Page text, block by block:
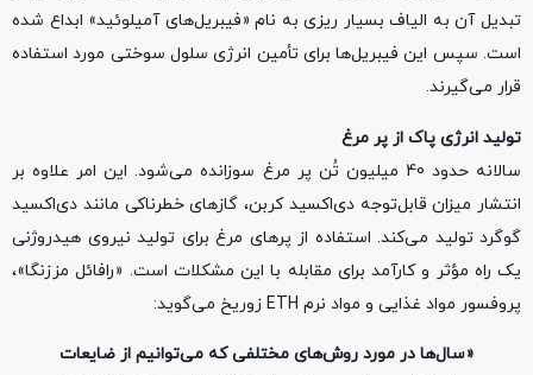
تبدیل آن به الیاف بسیار ریزی به نام «فیبریل‌های آمیلوئید» ابداع شده
است. سپس این فیبریل‌ها برای تأمین انرژی سلول سوختی مورد استفاده
قرار می‌گیرند.
تولید انرژی پاک از پر مرغ
سالانه حدود 40 میلیون تُن پر مرغ سوزانده می‌شود. این امر علاوه بر
انتشار میزان قابل‌توجه دی‌اکسید کربن، گازهای خطرناکی مانند دی‌اکسید‌
گوگرد تولید می‌کند. استفاده از پرهای مرغ برای تولید نیروی هیدروژنی
یک راه مؤثر و کارآمد برای مقابله با این مشکلات است. «رافائل مززنگا»،
پروفسور مواد غذایی و مواد نرم ETH زوریخ می‌گوید:
«سال‌ها در مورد روش‌های مختلفی که می‌توانیم از ضایعات